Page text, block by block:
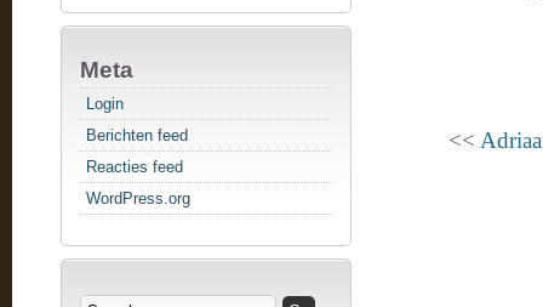
Meta
Login
Berichten feed
Reacties feed
WordPress.org
<<